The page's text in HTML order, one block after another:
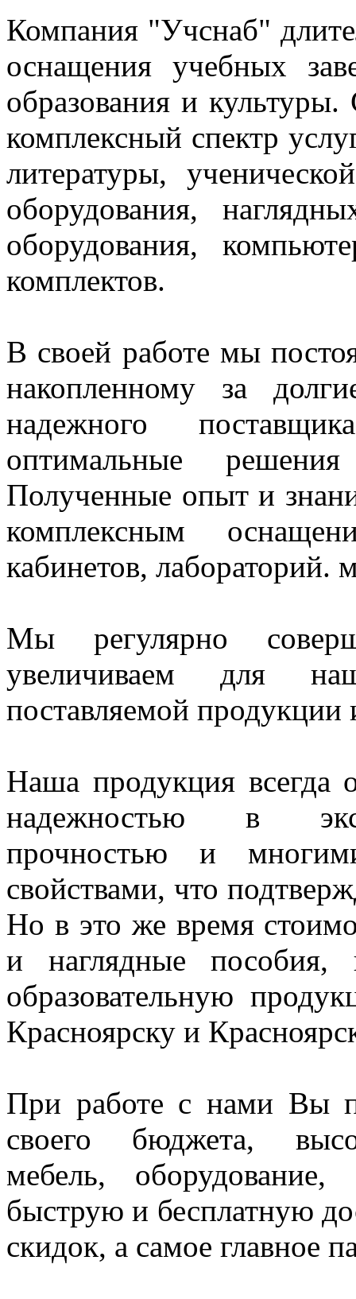
Компания "Учснаб"
оснащения учебных
образования и
комплексный спектр
литературы,
оборудования,
оборудования,
комплектов.
В своей работе мы
накопленному за
надежного
оптимальные
Полученные опыт и
комплексным
кабинетов, лабораторий.
Мы регулярно
увеличиваем для
поставляемой продукции
Наша продукция всегда
надежностью в
прочностью и
свойствами, что
Но в это же время
и наглядные
образовательную
Красноярску и
При работе с нами Вы
своего бюджета,
мебель,
быструю и бесплатную
скидок, а самое главное